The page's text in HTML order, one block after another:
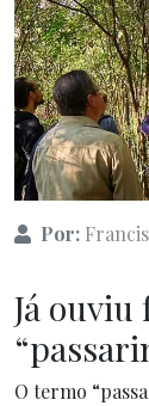
Por:
Já ouviu
O termo